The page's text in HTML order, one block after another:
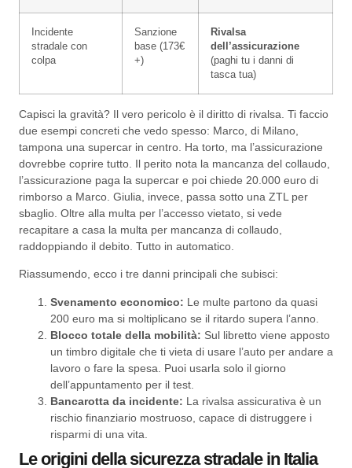
Incidente
stradale con
colpa
Sanzione
base (173€
+)
Rivalsa
dell’assicurazione
(paghi tu i danni di
tasca tua)
Capisci la gravità? Il vero pericolo è il diritto di rivalsa. Ti faccio
due esempi concreti che vedo spesso: Marco, di Milano,
tampona una supercar in centro. Ha torto, ma l’assicurazione
dovrebbe coprire tutto. Il perito nota la mancanza del collaudo,
l’assicurazione paga la supercar e poi chiede 20.000 euro di
rimborso a Marco. Giulia, invece, passa sotto una ZTL per
sbaglio. Oltre alla multa per l’accesso vietato, si vede
recapitare a casa la multa per mancanza di collaudo,
raddoppiando il debito. Tutto in automatico.
Riassumendo, ecco i tre danni principali che subisci:
Svenamento economico: Le multe partono da quasi
200 euro ma si moltiplicano se il ritardo supera l’anno.
Blocco totale della mobilità: Sul libretto viene apposto
un timbro digitale che ti vieta di usare l’auto per andare a
lavoro o fare la spesa. Puoi usarla solo il giorno
dell’appuntamento per il test.
Bancarotta da incidente: La rivalsa assicurativa è un
rischio finanziario mostruoso, capace di distruggere i
risparmi di una vita.
Le origini della sicurezza stradale in Italia